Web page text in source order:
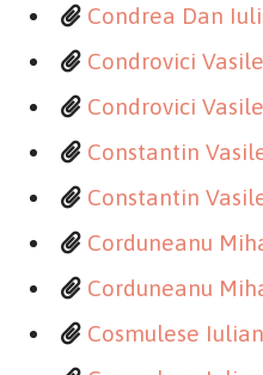
Condrea Dan
Condrovici
Condrovici
Constantin
Constantin
Corduneanu
Corduneanu
Cosmulese